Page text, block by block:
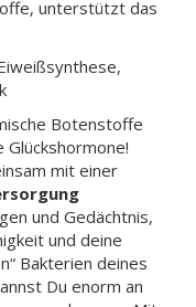
unterstützt das
Botenstoffe
Glückshormone!
mit einer
und Gedächtnis,
und deine
Bakterien deines
Du enorm an